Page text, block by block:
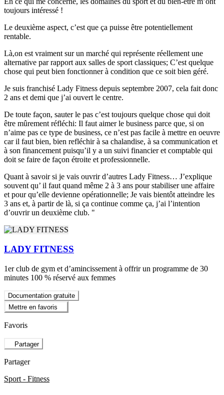
toujours intéressé !
Le deuxième aspect, c’est que ça puisse être potentiellement
rentable.
Là,on est vraiment sur un marché qui représente réellement une
alternative par rapport aux salles de sport classiques; C’est quelque
chose qui peut bien fonctionner à condition que ce soit bien géré.
Je suis franchisé Lady Fitness depuis septembre 2007, cela fait donc
2 ans et demi que j’ai ouvert le centre.
De toute façon, sauter le pas c’est toujours quelque chose qui doit
être mûrement réfléchi: Il faut aimer le business parce que, si on
n’aime pas ce type de business, ce n’est pas facile à mettre en oeuvre
car il faut bien, bien refléchir à sa chalandise, à sa communication et
à son financement puisqu’il y a un suivi financier et comptable qui
doit se faire de façon étroite et professionnelle.
Quant à savoir si je vais ouvrir d’autres Lady Fitness… J’explique
souvent qu’ il faut quand même 2 à 3 ans pour stabiliser une affaire
et pour qu’elle devienne opérationnelle; Je vais bientôt atteindre les
3 ans et, à partir de là, si ça continue comme ça, j’ai l’intention
d’ouvrir un deuxième club. "
LADY FITNESS
1er club de gym et d’amincissement à offrir un programme de 30
minutes 100 % réservé aux femmes
Documentation gratuite
Mettre en favoris
Favoris
Partager
Partager
Sport - Fitness